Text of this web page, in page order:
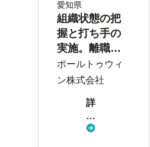
愛知県
組織状態の把
握と打ち手の
実施。離職防
止・定着支援
につながる
ポールトゥウィ
ン株式会社
詳
し
く